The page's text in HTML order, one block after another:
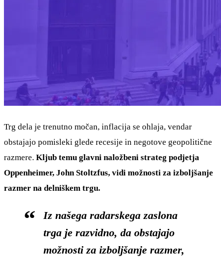
Trg dela je trenutno močan, inflacija se ohlaja, vendar
obstajajo pomisleki glede recesije in negotove geopolitične
razmere. Kljub temu glavni naložbeni strateg podjetja
Oppenheimer, John Stoltzfus, vidi možnosti za izboljšanje
razmer na delniškem trgu.
Iz našega radarskega zaslona
trga je razvidno, da obstajajo
možnosti za izboljšanje razmer,